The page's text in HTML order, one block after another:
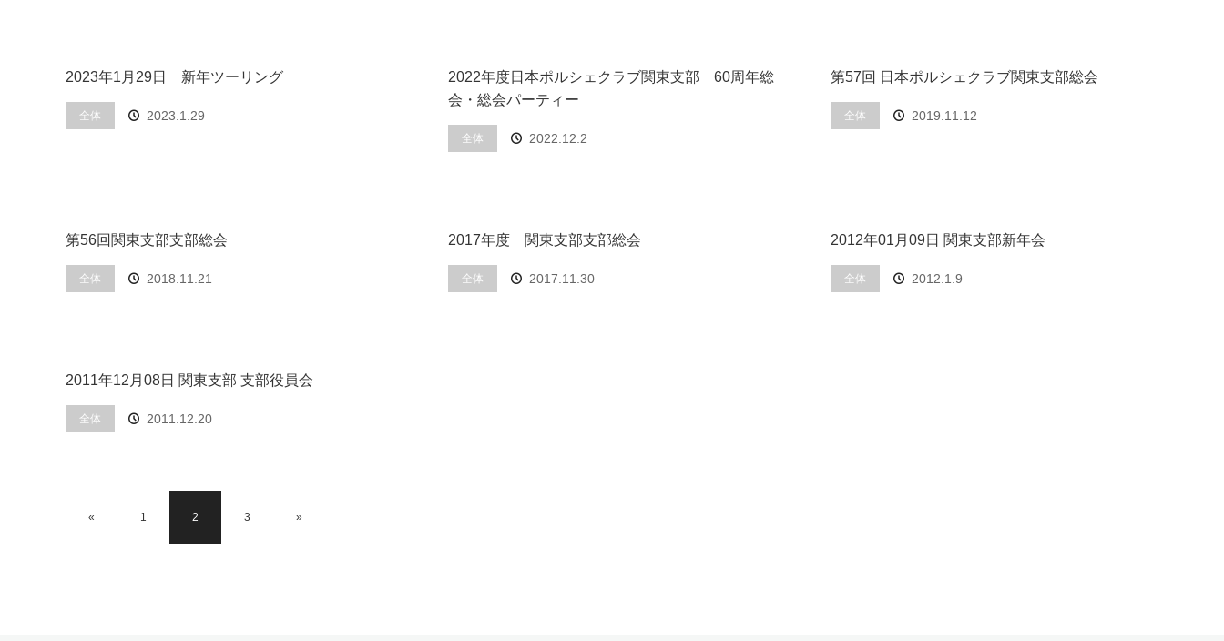
2023年1月29日 新年ツーリング
全体 2023.1.29
2022年度日本ポルシェクラブ関東支部 60周年総
会・総会パーティー
全体 2022.12.2
第57回 日本ポルシェクラブ関東支部総会
全体 2019.11.12
第56回関東支部支部総会
全体 2018.11.21
2017年度 関東支部支部総会
全体 2017.11.30
2012年01月09日 関東支部新年会
全体 2012.1.9
2011年12月08日 関東支部 支部役員会
全体 2011.12.20
« 1 2 3 »